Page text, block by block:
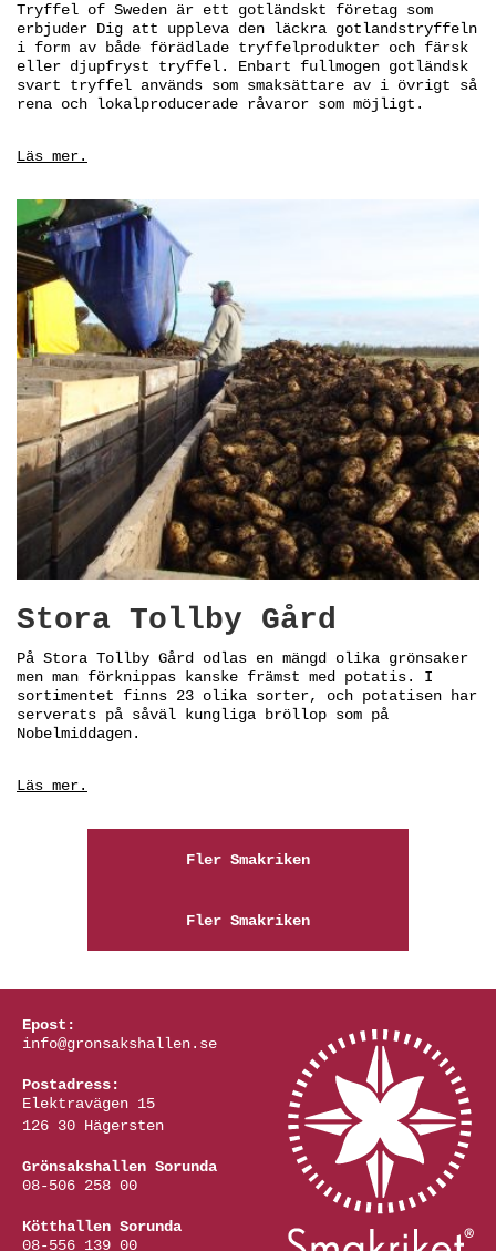
Tryffel of Sweden är ett gotländskt företag som
erbjuder Dig att uppleva den läckra gotlandstryffeln
i form av både förädlade tryffelprodukter och färsk
eller djupfryst tryffel. Enbart fullmogen gotländsk
svart tryffel används som smaksättare av i övrigt så
rena och lokalproducerade råvaror som möjligt.
Läs mer.
Stora Tollby Gård
På Stora Tollby Gård odlas en mängd olika grönsaker
men man förknippas kanske främst med potatis. I
sortimentet finns 23 olika sorter, och potatisen har
serverats på såväl kungliga bröllop som på
Nobelmiddagen.
Läs mer.
Fler Smakriken
Fler Smakriken
Epost:
info@gronsakshallen.se
Postadress:
Elektravägen 15
126 30 Hägersten
Grönsakshallen Sorunda
08-506 258 00
Kötthallen Sorunda
08-556 139 00